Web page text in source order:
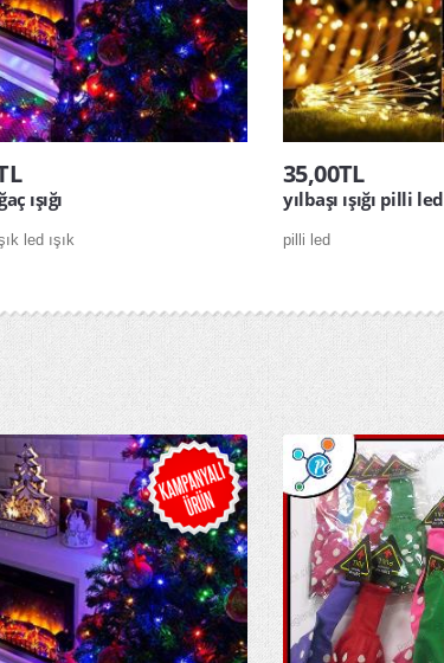
ışığı
led ışık
35,00TL
yılbaşı ışığı pilli led
pilli led